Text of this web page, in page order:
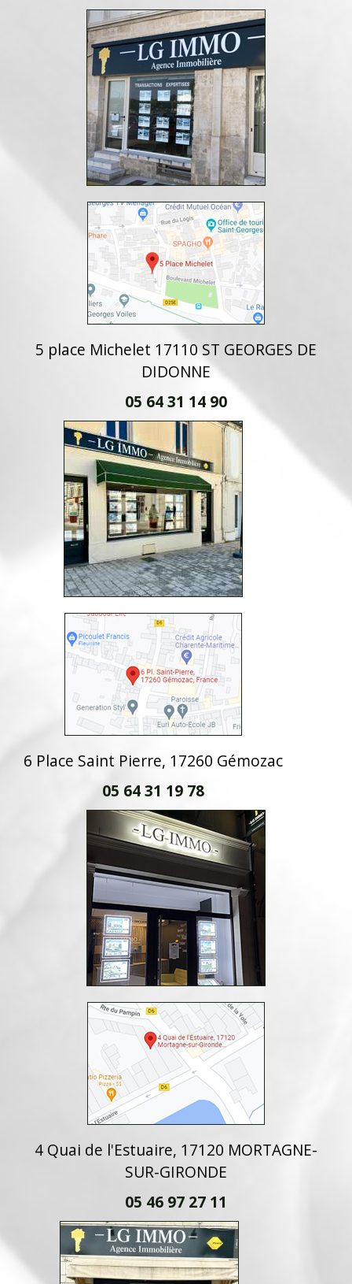
5 place Michelet 17110 ST GEORGES DE
DIDONNE
05 64 31 14 90
6 Place Saint Pierre, 17260 Gémozac
05 64 31 19 78
4 Quai de l'Estuaire, 17120 MORTAGNE-
SUR-GIRONDE
05 46 97 27 11